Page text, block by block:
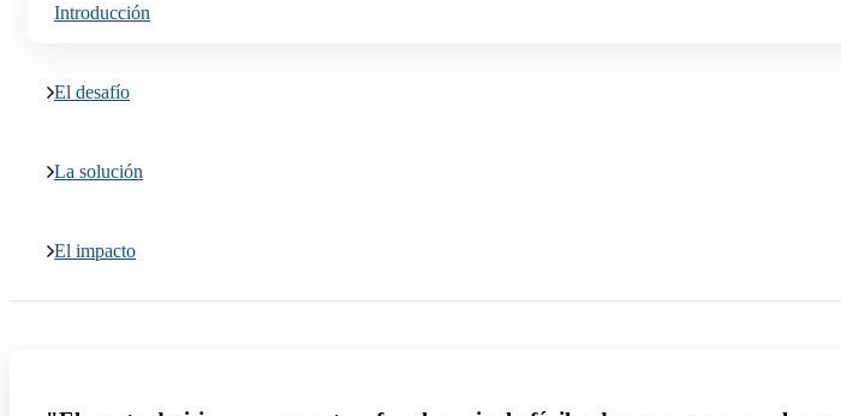
Introducción
El desafío
La solución
El impacto